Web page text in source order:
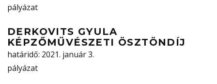
pályázat
DERKOVITS GYULA
KÉPZŐMŰVÉSZETI ÖSZTÖNDÍJ
határidő: 2021. január 3.
pályázat